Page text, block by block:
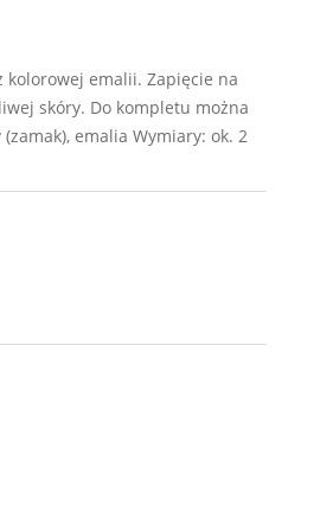
kolorowej emalii. Zapięcie na
skóry. Do kompletu można
emalia Wymiary: ok. 2